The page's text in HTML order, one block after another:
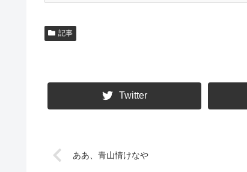
記事
Twitter
ああ、青山情けなや